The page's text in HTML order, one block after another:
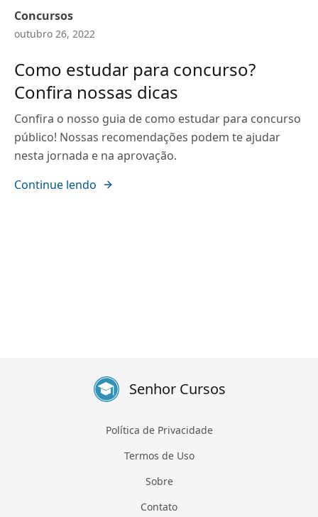
Concursos
outubro 26, 2022
Como estudar para concurso?
Confira nossas dicas
Confira o nosso guia de como estudar para concurso
público! Nossas recomendações podem te ajudar
nesta jornada e na aprovação.
Continue lendo
Senhor Cursos
Política de Privacidade
Termos de Uso
Sobre
Contato